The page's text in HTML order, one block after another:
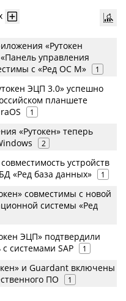
«Рутокен
управления
с «Ред ОС М»
1
ЭЦП 3.0» успешно
планшете
1
«Рутокен» теперь
2
устройств
«Ред база данных»
1
совместимы с новой
системы «Ред
ЭЦП» подтвердили
системами SAP
1
и Guardant включены
ПО
1